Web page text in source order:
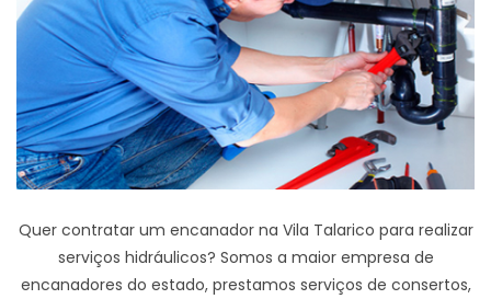
Quer contratar um encanador na Vila Talarico para realizar
serviços hidráulicos? Somos a maior empresa de
encanadores do estado, prestamos serviços de consertos,